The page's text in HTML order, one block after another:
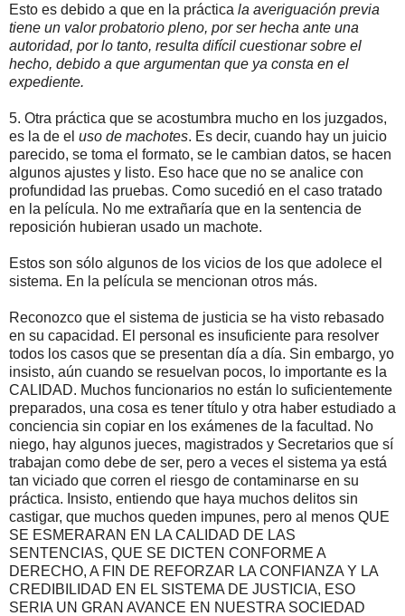
Esto es debido a que en la práctica la averiguación previa
tiene un valor probatorio pleno, por ser hecha ante una
autoridad, por lo tanto, resulta difícil cuestionar sobre el
hecho, debido a que argumentan que ya consta en el
expediente.
5. Otra práctica que se acostumbra mucho en los juzgados,
es la de el uso de machotes. Es decir, cuando hay un juicio
parecido, se toma el formato, se le cambian datos, se hacen
algunos ajustes y listo. Eso hace que no se analice con
profundidad las pruebas. Como sucedió en el caso tratado
en la película. No me extrañaría que en la sentencia de
reposición hubieran usado un machote.
Estos son sólo algunos de los vicios de los que adolece el
sistema. En la película se mencionan otros más.
Reconozco que el sistema de justicia se ha visto rebasado
en su capacidad. El personal es insuficiente para resolver
todos los casos que se presentan día a día. Sin embargo, yo
insisto, aún cuando se resuelvan pocos, lo importante es la
CALIDAD. Muchos funcionarios no están lo suficientemente
preparados, una cosa es tener título y otra haber estudiado a
conciencia sin copiar en los exámenes de la facultad. No
niego, hay algunos jueces, magistrados y Secretarios que sí
trabajan como debe de ser, pero a veces el sistema ya está
tan viciado que corren el riesgo de contaminarse en su
práctica. Insisto, entiendo que haya muchos delitos sin
castigar, que muchos queden impunes, pero al menos QUE
SE ESMERARAN EN LA CALIDAD DE LAS
SENTENCIAS, QUE SE DICTEN CONFORME A
DERECHO, A FIN DE REFORZAR LA CONFIANZA Y LA
CREDIBILIDAD EN EL SISTEMA DE JUSTICIA, ESO
SERIA UN GRAN AVANCE EN NUESTRA SOCIEDAD